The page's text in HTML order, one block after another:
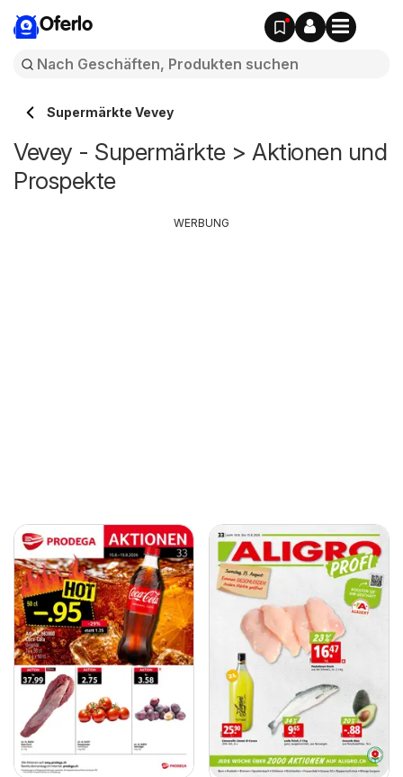
Oferlo
Supermärkte Vevey
Vevey - Supermärkte > Aktionen und
Prospekte
WERBUNG